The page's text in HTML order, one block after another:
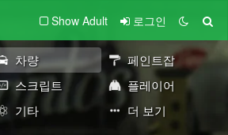
Show Adult 로그인
차량
페인트잡
스크립트
플레이어
기타 더 보기